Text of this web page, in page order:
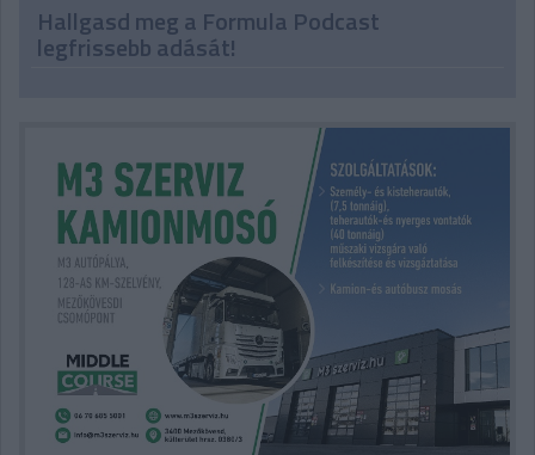
Hallgasd meg a Formula Podcast
legfrissebb adását!